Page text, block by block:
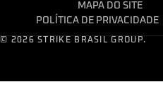
MAPA DO SITE
POLÍTICA DE PRIVACIDADE
© 2026 STRIKE BRASIL GROUP.